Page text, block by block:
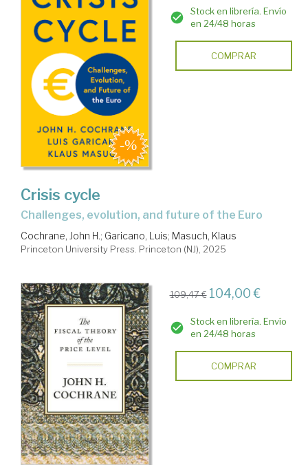
Stock en librería. Envío
en 24/48 horas
COMPRAR
Crisis cycle
challenges, evolution, and future of the Euro
Cochrane, John H.; Garicano, Luis; Masuch, Klaus
Princeton University Press. Princeton (NJ), 2025
109,47 € 104,00 €
Stock en librería. Envío
en 24/48 horas
COMPRAR